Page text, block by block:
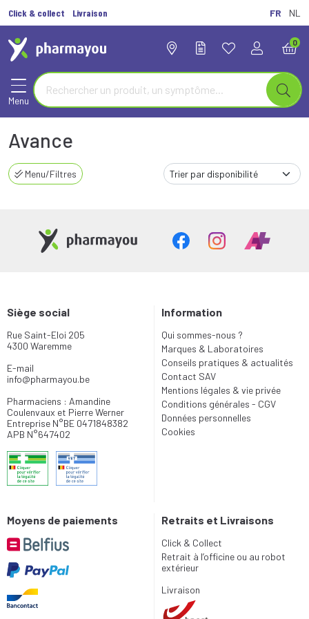
Click & collect Livraison FR NL
0
Menu
Avance
Menu/Filtres
Siège social
Rue Saint-Eloi 205
4300 Waremme
E-mail
info@pharmayou.be
Pharmaciens : Amandine
Coulenvaux et Pierre Werner
Entreprise N°BE 0471848382
APB N°647402
Information
Qui sommes-nous ?
Marques & Laboratoires
Conseils pratiques & actualités
Contact SAV
Mentions légales & vie privée
Conditions générales - CGV
Données personnelles
Cookies
Moyens de paiements Retraits et Livraisons
Click & Collect
Retrait à l’officine ou au robot
extérieur
Livraison